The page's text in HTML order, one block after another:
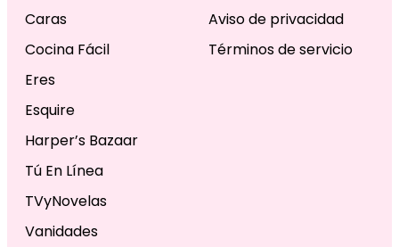
Caras
Cocina Fácil
Eres
Esquire
Harper’s Bazaar
Tú En Línea
TVyNovelas
Vanidades
Aviso de privacidad
Términos de servicio